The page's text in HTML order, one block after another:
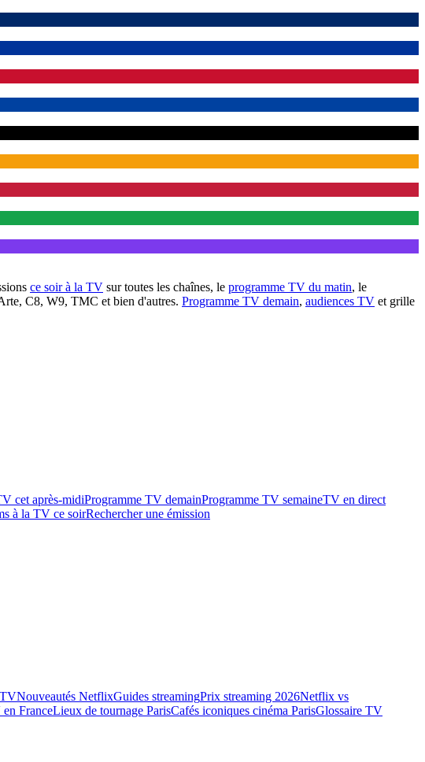
ce soir à la TV sur toutes les chaînes, le programme TV du matin, le
C8, W9, TMC et bien d'autres. Programme TV demain, audiences TV et grille
cet après-midiProgramme TV demainProgramme TV semaineTV en direct
à la TV ce soirRechercher une émission
Nouveautés NetflixGuides streamingPrix streaming 2026Netflix vs
FranceLieux de tournage ParisCafés iconiques cinéma ParisGlossaire TV